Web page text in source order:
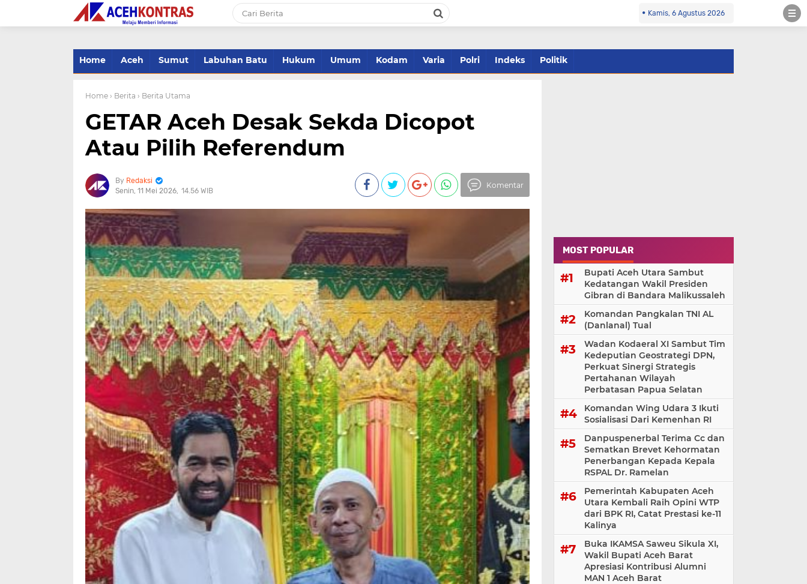
Kamis, 6 Agustus 2026
Home Aceh Sumut Labuhan Batu Hukum Umum Kodam Varia Polri Indeks Politik
Home › Berita › Berita Utama
GETAR Aceh Desak Sekda Dicopot
Atau Pilih Referendum
Redaksi
Senin, 11 Mei 2026 14.56 WIB
Komentar
MOST POPULAR
Bupati Aceh Utara Sambut
Kedatangan Wakil Presiden
Gibran di Bandara Malikussaleh
Komandan Pangkalan TNI AL
(Danlanal) Tual
Wadan Kodaeral XI Sambut Tim
Kedeputian Geostrategi DPN,
Perkuat Sinergi Strategis
Pertahanan Wilayah
Perbatasan Papua Selatan
Komandan Wing Udara 3 Ikuti
Sosialisasi ‎Dari Kemenhan RI
Danpuspenerbal Terima Cc dan
Sematkan Brevet Kehormatan
Penerbangan Kepada Kepala
RSPAL Dr. Ramelan
Pemerintah Kabupaten Aceh
Utara Kembali Raih Opini WTP
dari BPK RI, Catat Prestasi ke-11
Kalinya
Buka IKAMSA Saweu Sikula XI,
Wakil Bupati Aceh Barat
Apresiasi Kontribusi Alumni
MAN 1 Aceh Barat